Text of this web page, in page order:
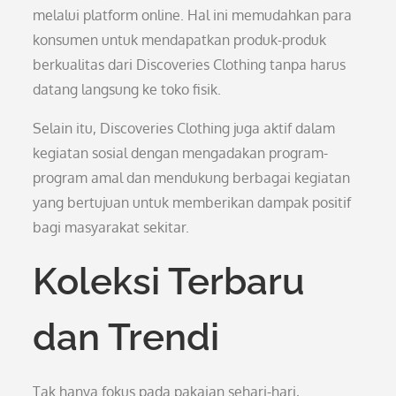
melalui platform online. Hal ini memudahkan para
konsumen untuk mendapatkan produk-produk
berkualitas dari Discoveries Clothing tanpa harus
datang langsung ke toko fisik.
Selain itu, Discoveries Clothing juga aktif dalam
kegiatan sosial dengan mengadakan program-
program amal dan mendukung berbagai kegiatan
yang bertujuan untuk memberikan dampak positif
bagi masyarakat sekitar.
Koleksi Terbaru
dan Trendi
Tak hanya fokus pada pakaian sehari-hari,